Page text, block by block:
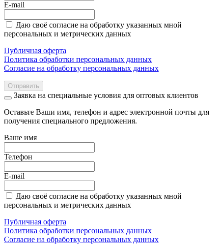
E-mail
Даю своё согласие на обработку указанных мной
персональных и метрических данных
Публичная оферта
Политика обработки персональных данных
Согласие на обработку персональных данных
Отправить
Заявка на специальные условия для оптовых клиентов
Оставьте Ваши имя, телефон и адрес электронной почты для
получения специального предложения.
Ваше имя
Телефон
E-mail
Даю своё согласие на обработку указанных мной
персональных и метрических данных
Публичная оферта
Политика обработки персональных данных
Согласие на обработку персональных данных